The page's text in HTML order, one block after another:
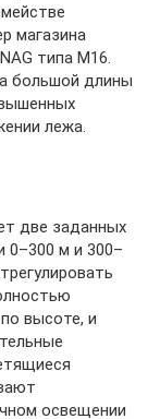
магазина
типа M16.
большой длины
лежа.
две заданных
0–300 м и 300–
высоте, и
освещении